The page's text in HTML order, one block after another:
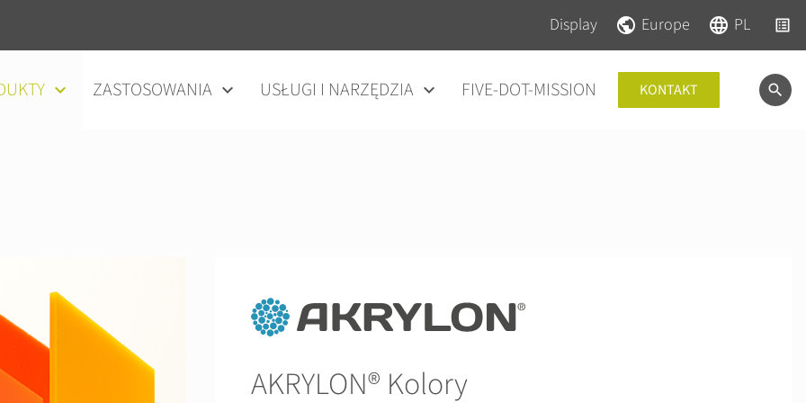
Pomiń nawigacje
Display Pomiń nawigacje Europe PL
ZASTOSOWANIA USŁUGI I NARZĘDZIA FIVE-DOT-MISSION KONTAKT
AKRYLON® Kolory